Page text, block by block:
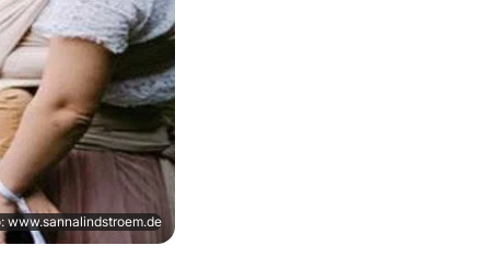
www.sannalindstroem.de